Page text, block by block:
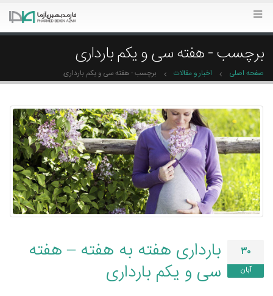
برچسب - هفته سی و یکم بارداری
صفحه اصلی اخبار و مقالات برچسب -هفته سی و یکم بارداری
۳۰
آبان
بارداری هفته به هفته – هفته
سی و یکم بارداری